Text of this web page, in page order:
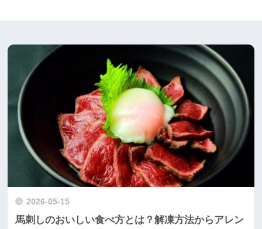
2026-05-15
馬刺しのおいしい食べ方とは？解凍方法からアレン